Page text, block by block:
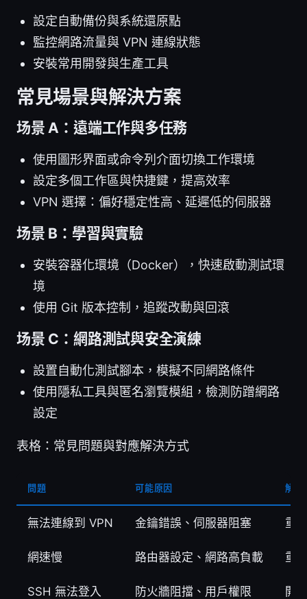
設定自動備份與系統還原點
監控網路流量與 VPN 連線狀態
安裝常用開發與生產工具
常見場景與解決方案
场景 A：遠端工作與多任務
使用圖形界面或命令列介面切換工作環境
設定多個工作區與快捷鍵，提高效率
VPN 選擇：偏好穩定性高、延遲低的伺服器
场景 B：學習與實驗
安裝容器化環境（Docker），快速啟動測試環
境
使用 Git 版本控制，追蹤改動與回滾
场景 C：網路測試與安全演練
設置自動化測試腳本，模擬不同網路條件
使用隱私工具與匿名瀏覽模組，檢測防蹭網路
設定
表格：常見問題與對應解決方式
問題 可能原因 解決
無法連線到 VPN 金鑰錯誤、伺服器阻塞 重
網速慢 路由器設定、網路高負載 重
SSH 無法登入 防火牆阻擋、用戶權限 開